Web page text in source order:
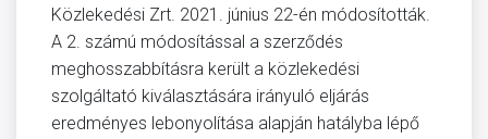
Közlekedési Zrt. 2021. június 22-én módosították.
A 2. számú módosítással a szerződés
meghosszabbításra került a közlekedési
szolgáltató kiválasztására irányuló eljárás
eredményes lebonyolítása alapján hatályba lépő